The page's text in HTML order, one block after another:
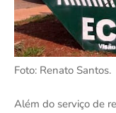
Foto: Renato Santos.
Além do serviço de